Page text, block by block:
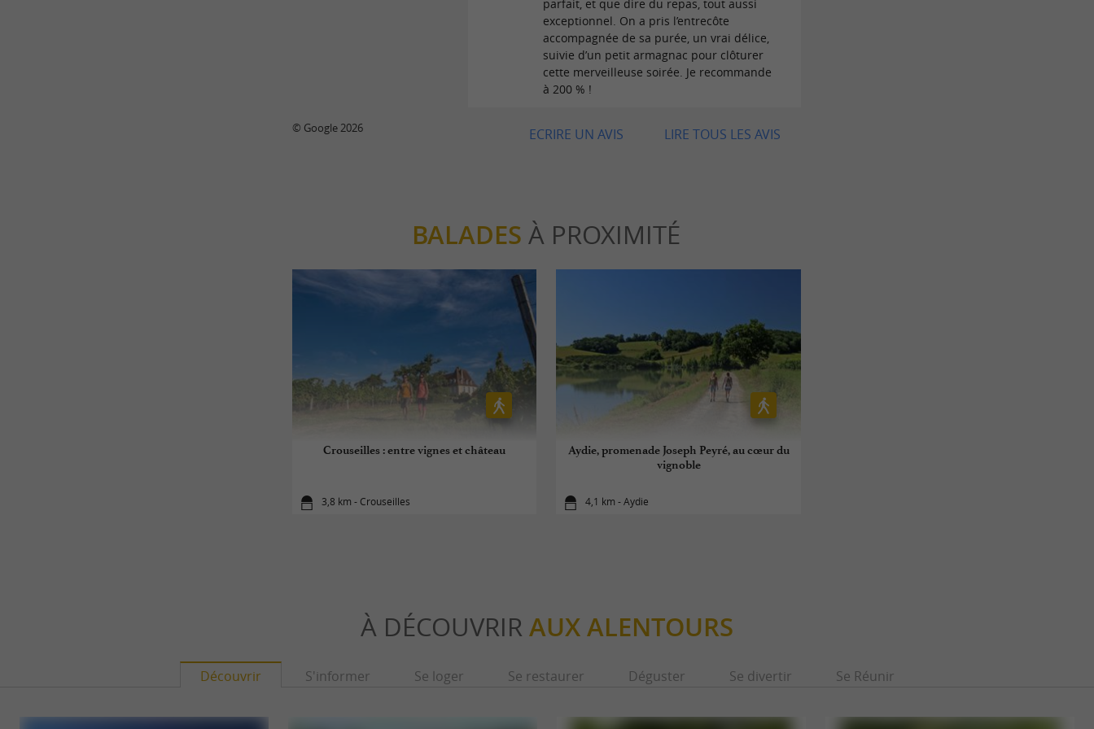
parfait, et que dire du repas, tout aussi
exceptionnel. On a pris l’entrecôte
accompagnée de sa purée, un vrai délice,
suivie d’un petit armagnac pour clôturer
cette merveilleuse soirée. Je recommande
à 200 % !
LIRE TOUS LES AVIS
ECRIRE UN AVIS
© Google 2026
BALADES À PROXIMITÉ
Crouseilles : entre vignes et château
3,8 km - Crouseilles
Aydie, promenade Joseph Peyré, au cœur du
vignoble
4,1 km - Aydie
À DÉCOUVRIR AUX ALENTOURS
Découvrir S'informer Se loger Se restaurer Déguster Se divertir Se Réunir